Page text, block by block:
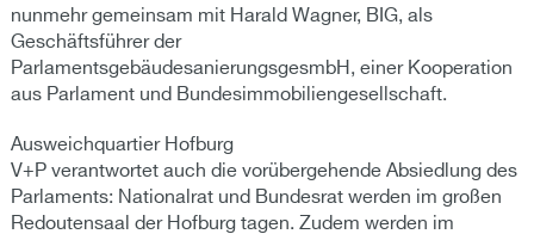
nunmehr gemeinsam mit Harald Wagner, BIG, als
Geschäftsführer der
ParlamentsgebäudesanierungsgesmbH, einer Kooperation
aus Parlament und Bundesimmobiliengesellschaft.
Ausweichquartier Hofburg
V+P verantwortet auch die vorübergehende Absiedlung des
Parlaments: Nationalrat und Bundesrat werden im großen
Redoutensaal der Hofburg tagen. Zudem werden im